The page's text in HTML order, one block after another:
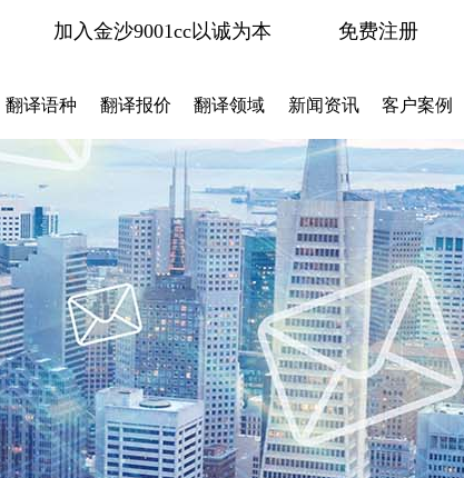
加入金沙9001cc以诚为本 免费注册
翻译语种 翻译报价 翻译领域 新闻资讯 客户案例